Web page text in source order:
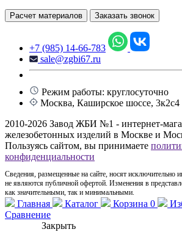
Расчет материалов Заказать звонок
+7 (985) 14-66-783
sale@zgbi67.ru
Режим работы: круглосуточно
Москва, Каширское шоссе, 3к2с4
2010-2026 Завод ЖБИ №1 - интернет-
железобетонных изделий в Москве и
Пользуясь сайтом, вы принимаете
конфиденциальности
Сведения, размещенные на сайте, носят исключительно
не являются публичной офертой. Изменения в
как значительными, так и минимальными.
Главная Каталог Корзина 0
Сравнение
Закрыть